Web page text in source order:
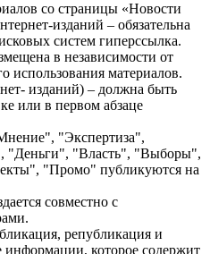
со страницы «Новости
изданий – обязательна
систем гиперссылка.
в независимости от
использования материалов.
изданий) – должна быть
или в первом абзаце
"Экспертиза",
"Деньги", "Власть", "Выборы",
"Промо" публикуются на
совместно с
републикация и
информации, которое содержит